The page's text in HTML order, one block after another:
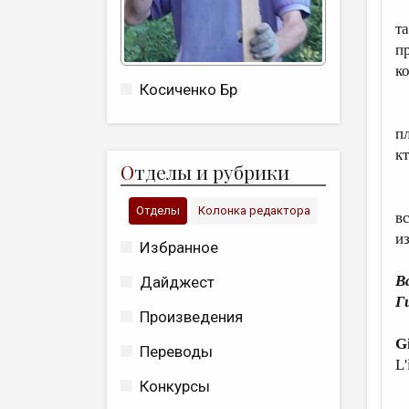
Косиченко Бр
Отделы и рубрики
Отделы Колонка редактора
Избранное
Дайджест
Произведения
Переводы
Конкурсы